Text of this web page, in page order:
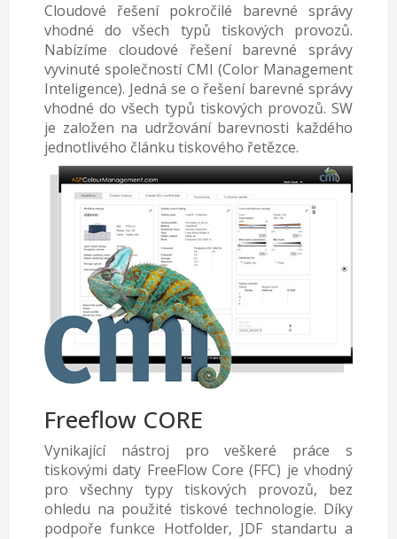
Cloudové řešení pokročilé barevné správy
vhodné do všech typů tiskových provozů.
Nabízíme cloudové řešení barevné správy
vyvinuté společností CMI (Color Management
Inteligence). Jedná se o řešení barevné správy
vhodné do všech typů tiskových provozů. SW
je založen na udržování barevnosti každého
jednotlivého článku tiskového řetězce.
Freeflow CORE
Vynikající nástroj pro veškeré práce s
tiskovými daty FreeFlow Core (FFC) je vhodný
pro všechny typy tiskových provozů, bez
ohledu na použité tiskové technologie. Díky
podpoře funkce Hotfolder, JDF standartu a